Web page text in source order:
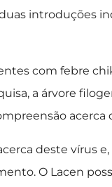
introduções
com febre
a árvore
acerca
deste vírus
O Lacen